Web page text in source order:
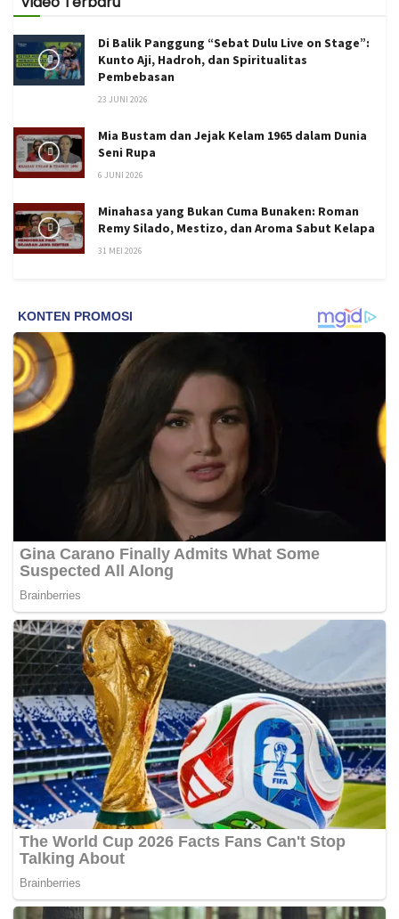
Di Balik Panggung “Sebat Dulu Live on Stage”:
Kunto Aji, Hadroh, dan Spiritualitas
Pembebasan
23 JUNI 2026
Mia Bustam dan Jejak Kelam 1965 dalam Dunia
Seni Rupa
6 JUNI 2026
Minahasa yang Bukan Cuma Bunaken: Roman
Remy Silado, Mestizo, dan Aroma Sabut Kelapa
31 MEI 2026